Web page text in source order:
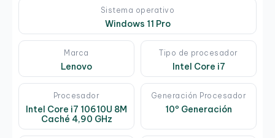
Sistema operativo
Windows 11 Pro
Marca
Lenovo
Tipo de procesador
Intel Core i7
Procesador
Intel Core i7 10610U 8M
Caché 4,90 GHz
Generación Procesador
10º Generación